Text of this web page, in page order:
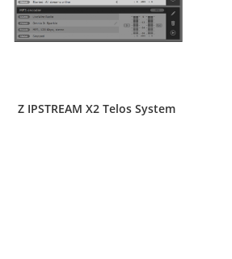
Z IPSTREAM X2 Telos System